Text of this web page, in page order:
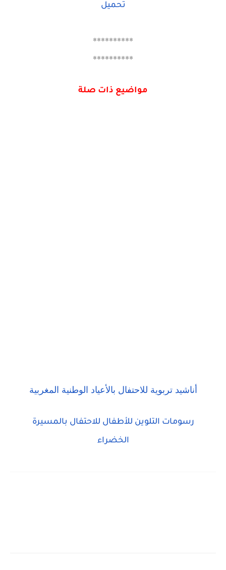
تحميل
**********
**********
مواضيع ذات صلة
أناشيد تربوية للاحتفال بالأعياد الوطنية المغربية
رسومات التلوين للأطفال للاحتفال بالمسيرة
الخضراء